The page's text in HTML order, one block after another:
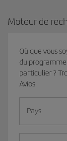
Moteur de
Où que vous
du
particulier ?
Avios
Pays